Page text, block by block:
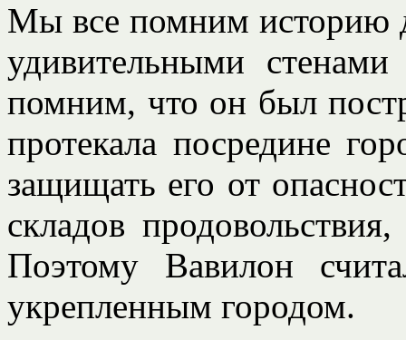
Мы все помним историю
удивительными
помним, что он был
протекала посредине
защищать его от
складов
Поэтому Вавилон
укрепленным городом.